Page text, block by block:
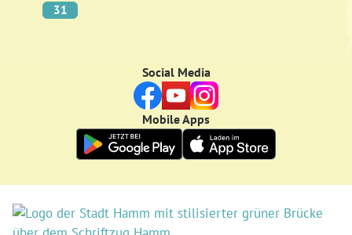
31
Social Media
Mobile Apps